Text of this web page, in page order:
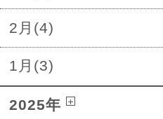
2月(4)
1月(3)
2025年